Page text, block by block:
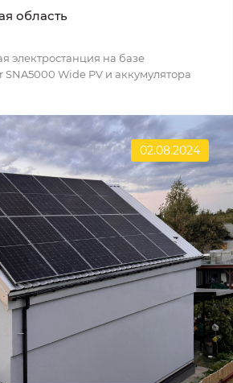
область
электростанция на базе
Wide PV и аккумулятора
02.08.2024